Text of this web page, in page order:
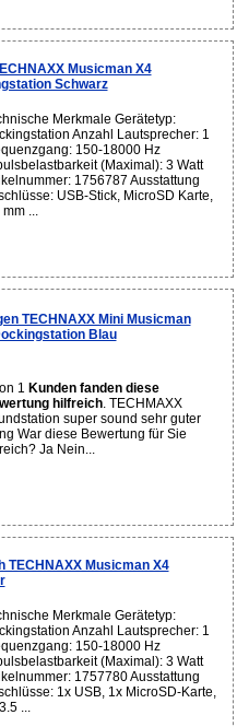
Musicman X4
Schwarz
Merkmale Gerätetyp:
Anzahl Lautsprecher: 1
150-18000 Hz
(Maximal): 3 Watt
1756787 Ausstattung
USB-Stick, MicroSD Karte,
mm ...
TECHNAXX Mini Musicman
Blau
1 Kunden fanden diese
hilfreich. TECHMAXX
super sound sehr guter
War diese Bewertung für Sie
Ja Nein...
TECHNAXX Musicman X4
Merkmale Gerätetyp:
Anzahl Lautsprecher: 1
150-18000 Hz
(Maximal): 3 Watt
1757780 Ausstattung
1x USB, 1x MicroSD-Karte,
...